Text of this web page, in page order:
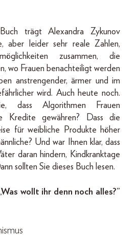
trägt Alexandra Zykunov
aber leider sehr reale Zahlen,
zusammen, die
wo Frauen benachteiligt werden
anstrengender, ärmer und im
wird. Auch heute noch.
dass Algorithmen Frauen
Kredite gewähren? Dass die
für weibliche Produkte höher
Und war Ihnen klar, dass
daran hindern, Kindkranktage
sollten Sie dieses Buch lesen.
wollt ihr denn noch alles?”